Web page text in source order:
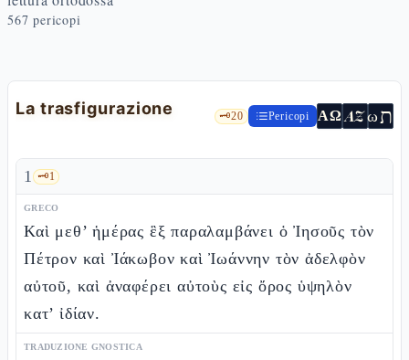
567 pericopi
La trasfigurazione 🗝️20 Pericopi ΑΩ AZωת
1 🗝️1
GRECO
Καὶ μεθ’ ἡμέρας ἓξ παραλαμβάνει ὁ Ἰησοῦς τὸν
Πέτρον καὶ Ἰάκωβον καὶ Ἰωάννην τὸν ἀδελφὸν
αὐτοῦ, καὶ ἀναφέρει αὐτοὺς εἰς ὄρος ὑψηλὸν
κατ’ ἰδίαν.
TRADUZIONE GNOSTICA